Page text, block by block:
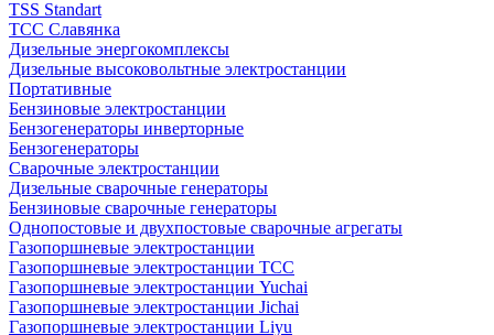
TSS Standart
ТСС Славянка
Дизельные энергокомплексы
Дизельные высоковольтные электростанции
Портативные
Бензиновые электростанции
Бензогенераторы инверторные
Бензогенераторы
Сварочные электростанции
Дизельные сварочные генераторы
Бензиновые сварочные генераторы
Однопостовые и двухпостовые сварочные агрегаты
Газопоршневые электростанции
Газопоршневые электростанции ТСС
Газопоршневые электростанции Yuchai
Газопоршневые электростанции Jichai
Газопоршневые электростанции Liyu